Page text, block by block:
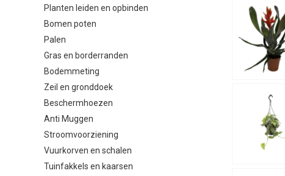
Planten leiden en opbinden
Bomen poten
Palen
Gras en borderranden
Bodemmeting
Zeil en gronddoek
Beschermhoezen
Anti Muggen
Stroomvoorziening
Vuurkorven en schalen
Tuinfakkels en kaarsen
Welke
Kan ik